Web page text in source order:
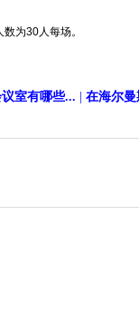
为30人每场。
室有哪些... 在海尔曼